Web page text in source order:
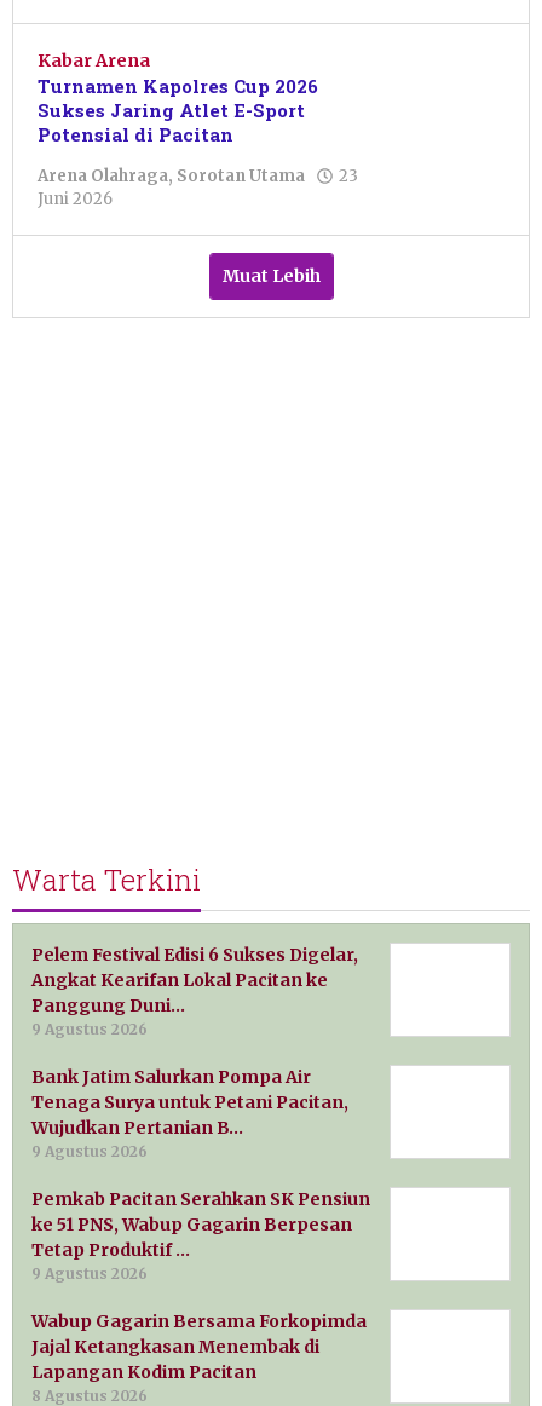
Tondo
Kabar Arena
Turnamen Kapolres Cup 2026
Sukses Jaring Atlet E-Sport
Potensial di Pacitan
Arena Olahraga, Sorotan Utama
23
Juni 2026
Wulandari
Muat Lebih
Warta Terkini
Pelem Festival Edisi 6 Sukses Digelar,
Angkat Kearifan Lokal Pacitan ke
Panggung Duni…
9 Agustus 2026
Bank Jatim Salurkan Pompa Air
Tenaga Surya untuk Petani Pacitan,
Wujudkan Pertanian B…
9 Agustus 2026
Pemkab Pacitan Serahkan SK Pensiun
ke 51 PNS, Wabup Gagarin Berpesan
Tetap Produktif …
9 Agustus 2026
Wabup Gagarin Bersama Forkopimda
Jajal Ketangkasan Menembak di
Lapangan Kodim Pacitan
8 Agustus 2026